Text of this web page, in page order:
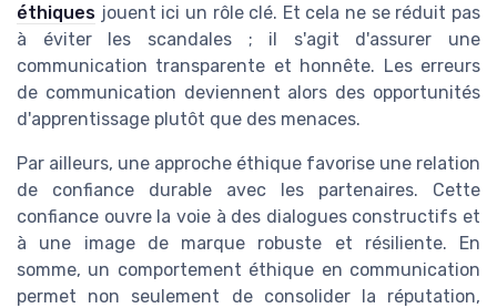
éthiques jouent ici un rôle clé. Et cela ne se réduit pas
à éviter les scandales ; il s'agit d'assurer une
communication transparente et honnête. Les erreurs
de communication deviennent alors des opportunités
d'apprentissage plutôt que des menaces.
Par ailleurs, une approche éthique favorise une relation
de confiance durable avec les partenaires. Cette
confiance ouvre la voie à des dialogues constructifs et
à une image de marque robuste et résiliente. En
somme, un comportement éthique en communication
permet non seulement de consolider la réputation,